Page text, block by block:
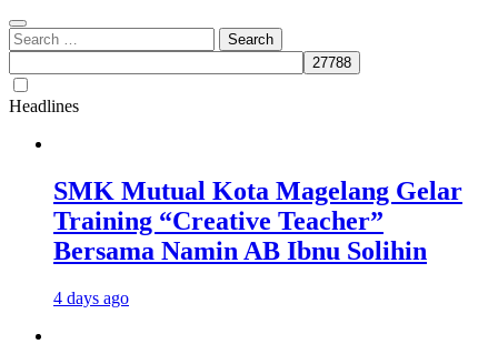
Search
for:
Headlines
SMK Mutual Kota Magelang Gelar
Training “Creative Teacher”
Bersama Namin AB Ibnu Solihin
4 days ago